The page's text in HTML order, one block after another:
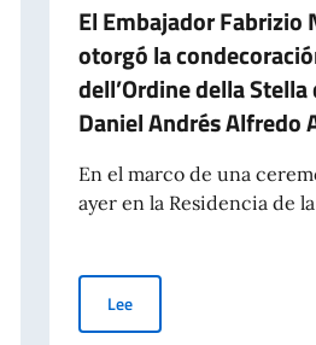
Dalfovo, de ADASIM (Fundación
El Embajador Fabrizio
otorgó la
dell’Ordine della Stella
Daniel Andrés Alfredo
En el marco de una
ayer en la Residencia de
LeeEl Embajador Fabrizio